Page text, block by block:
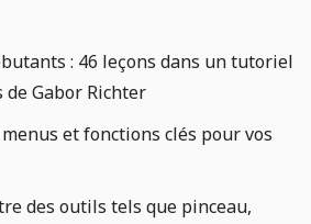
: 46 leçons dans un tutoriel
de Gabor Richter
et fonctions clés pour vos
des outils tels que pinceau,